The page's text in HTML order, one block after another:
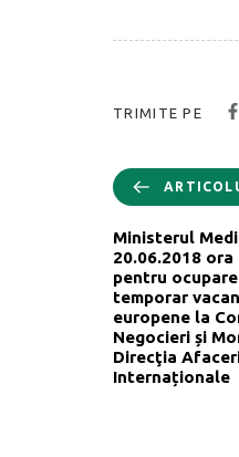
TRIMITE PE
Ministerul
20.06.2018
pentru
temporar
europene la
Negocieri și
Direcţia
Internaționale